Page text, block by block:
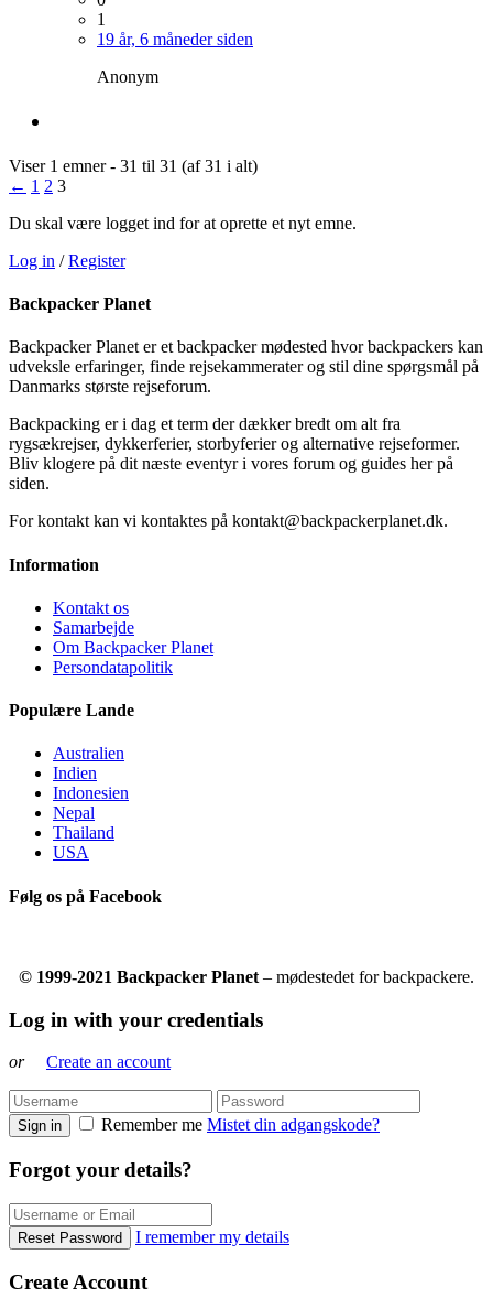
1
19 år, 6 måneder siden
Anonym
Viser 1 emner - 31 til 31 (af 31 i alt)
← 1 2 3
Du skal være logget ind for at oprette et nyt emne.
Log in /Register
Backpacker Planet
Backpacker Planet er et backpacker mødested hvor backpackers kan
udveksle erfaringer, finde rejsekammerater og stil dine spørgsmål på
Danmarks største rejseforum.
Backpacking er i dag et term der dækker bredt om alt fra
rygsækrejser, dykkerferier, storbyferier og alternative rejseformer.
Bliv klogere på dit næste eventyr i vores forum og guides her på
siden.
For kontakt kan vi kontaktes på kontakt@backpackerplanet.dk.
Information
Kontakt os
Samarbejde
Om Backpacker Planet
Persondatapolitik
Populære Lande
Australien
Indien
Indonesien
Nepal
Thailand
USA
Følg os på Facebook
© 1999-2021 Backpacker Planet – mødestedet for backpackere.
Log in with your credentials
or Create an account
Sign in Remember me Mistet din adgangskode?
Forgot your details?
Reset Password I remember my details
Create Account